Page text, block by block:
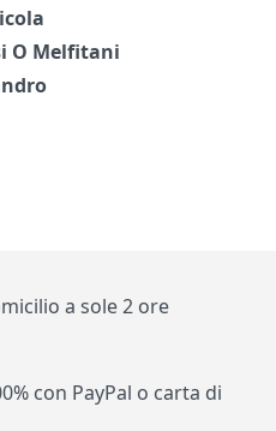
O Melfitani
a sole 2 ore
con PayPal o carta di